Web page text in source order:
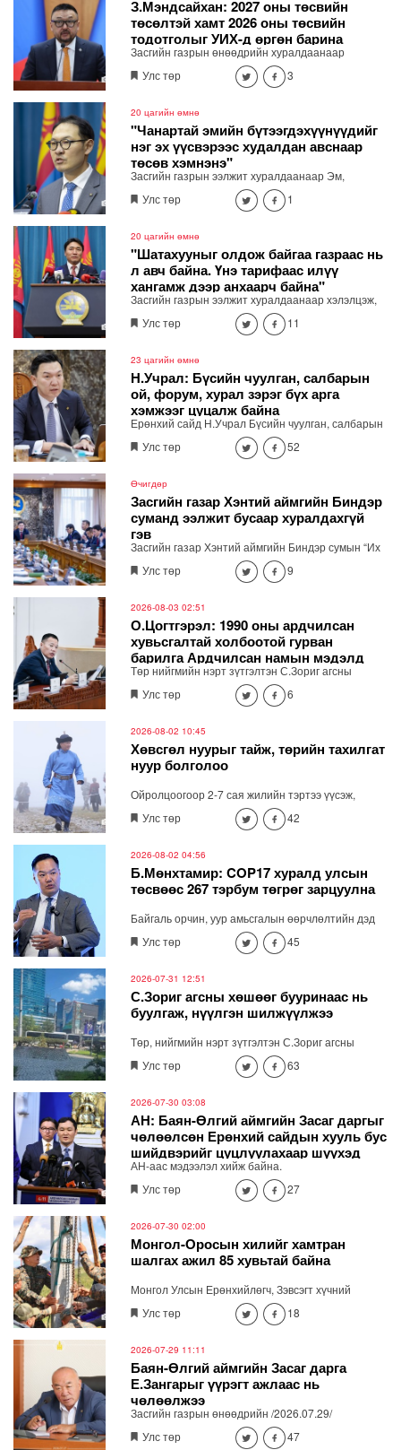
З.Мэндсайхан: 2027 оны төсвийн
төсөлтэй хамт 2026 оны төсвийн
тодотголыг УИХ-д өргөн барина
Засгийн газрын өнөөдрийн хуралдаанаар
хэмнэлт, хүнсний нийлүүлэлт, бүртгэлжүүлэх,
хяналт сайжруулалтын асуудлаар гаргасан
танилцууллаа. 2027 оны төсвийн төсөлтэй хамт
2026 оны төсвийн тодотголыг УИХ-д өргөн
барина
Улс төр 3
20 цагийн өмнө
"Чанартай эмийн бүтээгдэхүүнүүдийг
нэг эх үүсвэрээс худалдан авснаар
төсөв хэмнэнэ"
Засгийн газрын ээлжит хуралдаанаар Эм,
эмнэлгийн хэрэглэгдэхүүн, биобэлдмэл, вакциныг
нэг эх үүсвэрээс худалдан авах журмыг баталжээ.
Улс төр 1
20 цагийн өмнө
"Шатахууныг олдож байгаа газраас нь
л авч байна. Үнэ тарифаас илүү
хангамж дээр анхаарч байна"
Засгийн газрын ээлжит хуралдаанаар хэлэлцэж,
шийдвэрлэсэн асуудлыг танилцуулж байна.
Улс төр 11
23 цагийн өмнө
Н.Учрал: Бүсийн чуулган, салбарын
ой, форум, хурал зэрэг бүх арга
хэмжээг цуцалж байна
Ерөнхий сайд Н.Учрал Бүсийн чуулган, салбарын
ой, форум, хурал гээд бүх арга хэмжээг цуцалж
байна. Засгийн газрын зөвшөөрөлгүй гадаад
байгуулах шаардлагатай бол цахимаар хийнэ.
Хэмнэсэн төсөв өвөлжилтийн бэлтгэл, эрчим хүч,
шатахууны хангамж, иргэдийн амьдралд хэрэгтэй
ажлуудад зарцуулна" хэмээн мэдэгдлээ.
Улс төр 52
Өчигдөр
Засгийн газар Хэнтий аймгийн Биндэр
суманд ээлжит бусаар хуралдахгүй
гэв
Засгийн газар Хэнтий аймгийн Биндэр сумын “Их
хуралдай” цогцолборт ээлжит бусаар хуралдахгүй
гэж мэдээллээ.
Улс төр 9
2026-08-03 02:51
О.Цогтгэрэл: 1990 оны ардчилсан
хувьсгалтай холбоотой гурван
барилга Ардчилсан намын мэдэлд
шилжсэн
Төр нийгмийн нэрт зүтгэлтэн С.Зориг агсны
хөшөөг зөвшөөрөлгүйгээр нүүлгэн шилжүүлсэнтэй
холбоотойгоор Ардчилсан намын дарга
цахим хуудсаараа дамжуулан мэдээлэл хийсэн
юм. Тэрбээр С.Зоригийн хөшөөг нүүлгэсэн нь АН-
ын өнөөгийн удирдлага, залуучуудын шийдвэр
биш гэдгийг онцлоод АН-ын байрны асуудлыг
Улс төр 6
2026-08-02 10:45
Хөвсгөл нуурыг тайж, төрийн тахилгат
нуур болголоо
Ойролцоогоор 2-7 сая жилийн тэртээ үүсэж,
хосгүй үзэсгэлэнг бүрдүүлсэн Хөвсгөл нуур төрийн
тахилгат болсноор идээшин, оршиж буй 59
зүйлийн ховор нэн ховор ургамал болоод дэлхийн
цэвэр усны нөөц үеэс үе дамжин, хайрлан
хамгаалагдах боломж бүрдэж, нас уртсаж байна.
Улс төр 42
2026-08-02 04:56
Б.Мөнхтамир: COP17 хуралд улсын
төсвөөс 267 тэрбум төгрөг зарцуулна
Байгаль орчин, уур амьсгалын өөрчлөлтийн дэд
сайд Б.Мөнхтамиртай ярилцав. Тэрээр СОР 17
хурлын бэлтгэлийг хангах үндэсний хорооны дэд
Улс төр 45
2026-07-31 12:51
С.Зориг агсны хөшөөг бууринаас нь
буулгаж, нүүлгэн шилжүүлжээ
Төр, нийгмийн нэрт зүтгэлтэн С.Зориг агсны
хөшөөг Ардчилсан намын байрны өмнөх
бууринаас нь буулгаж, нүүлгэн шилжүүлжээ.
Улс төр 63
2026-07-30 03:08
АН: Баян-Өлгий аймгийн Засаг даргыг
чөлөөлсөн Ерөнхий сайдын хууль бус
шийдвэрийг цуцлуулахаар шүүхэд
хандана
АН-аас мэдээлэл хийж байна.
Улс төр
27
2026-07-30 02:00
Монгол-Оросын хилийг хамтран
шалгах ажил 85 хувьтай байна
Монгол Улсын Ерөнхийлөгч, Зэвсэгт хүчний
Ерөнхий командлагч Ухнаагийн Хүрэлсүх Хөвсгөл
аймгийн нутагт Монгол-Оросын хил дээр
хамтран шалгах хээрийн ажлын хэсгийн ажилтай
танилцлаа.
Улс төр 18
2026-07-29 11:11
Баян-Өлгий аймгийн Засаг дарга
Е.Зангарыг үүрэгт ажлаас нь
чөлөөлжээ
Засгийн газрын өнөөдрийн /2026.07.29/
хуралдаанаар Баян-Өлгий аймгийн Засаг дарга
Е.Зангарыг үүрэгт ажлаас нь чөлөөлөх шийдвэр
Улс төр 47